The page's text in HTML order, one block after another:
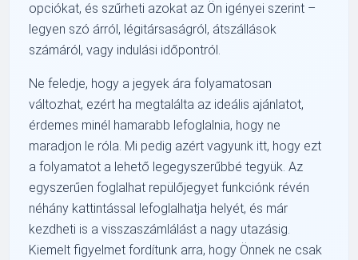
opciókat, és szűrheti azokat az Ön igényei szerint –
legyen szó árról, légitársaságról, átszállások
számáról, vagy indulási időpontról.
Ne feledje, hogy a jegyek ára folyamatosan
változhat, ezért ha megtalálta az ideális ajánlatot,
érdemes minél hamarabb lefoglalnia, hogy ne
maradjon le róla. Mi pedig azért vagyunk itt, hogy ezt
a folyamatot a lehető legegyszerűbbé tegyük. Az
egyszerűen foglalhat repülőjegyet funkciónk révén
néhány kattintással lefoglalhatja helyét, és már
kezdheti is a visszaszámlálást a nagy utazásig.
Kiemelt figyelmet fordítunk arra, hogy Önnek ne csak